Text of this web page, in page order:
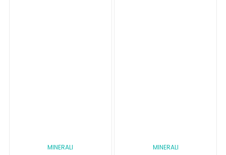
MINERALI MINERALI